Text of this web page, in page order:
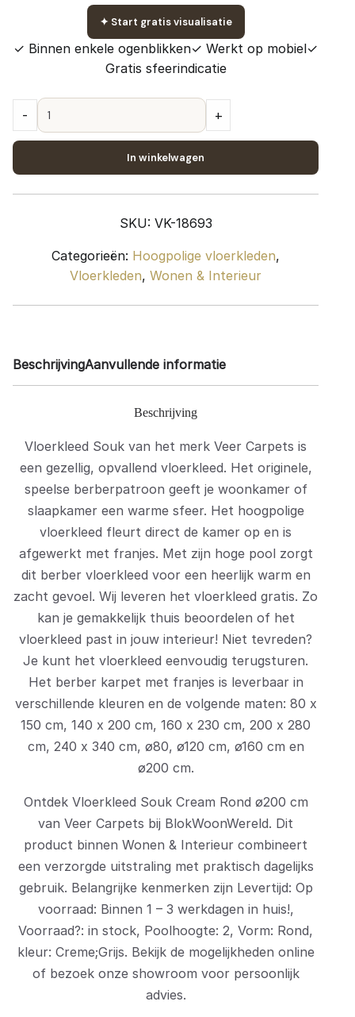
✦ Start gratis visualisatie
✓ Binnen enkele ogenblikken✓ Werkt op mobiel✓
Gratis sfeerindicatie
Cream
Rond
quantity
- +
In winkelwagen
SKU: VK-18693
Categorieën: Hoogpolige vloerkleden,
Vloerkleden, Wonen & Interieur
BeschrijvingAanvullende informatie
Beschrijving
Vloerkleed Souk van het merk Veer Carpets is
een gezellig, opvallend vloerkleed. Het originele,
speelse berberpatroon geeft je woonkamer of
slaapkamer een warme sfeer. Het hoogpolige
vloerkleed fleurt direct de kamer op en is
afgewerkt met franjes. Met zijn hoge pool zorgt
dit berber vloerkleed voor een heerlijk warm en
zacht gevoel. Wij leveren het vloerkleed gratis. Zo
kan je gemakkelijk thuis beoordelen of het
vloerkleed past in jouw interieur! Niet tevreden?
Je kunt het vloerkleed eenvoudig terugsturen.
Het berber karpet met franjes is leverbaar in
verschillende kleuren en de volgende maten: 80 x
150 cm, 140 x 200 cm, 160 x 230 cm, 200 x 280
cm, 240 x 340 cm, ø80, ø120 cm, ø160 cm en
ø200 cm.
Ontdek Vloerkleed Souk Cream Rond ø200 cm
van Veer Carpets bij BlokWoonWereld. Dit
product binnen Wonen & Interieur combineert
een verzorgde uitstraling met praktisch dagelijks
gebruik. Belangrijke kenmerken zijn Levertijd: Op
voorraad: Binnen 1 – 3 werkdagen in huis!,
Voorraad?: in stock, Poolhoogte: 2, Vorm: Rond,
kleur: Creme;Grijs. Bekijk de mogelijkheden online
of bezoek onze showroom voor persoonlijk
advies.